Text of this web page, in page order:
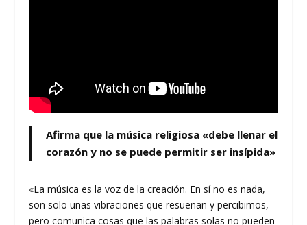
Afirma que la música religiosa «debe llenar el
corazón y no se puede permitir ser insípida»
«La música es la voz de la creación. En sí no es nada,
son solo unas vibraciones que resuenan y percibimos,
pero comunica cosas que las palabras solas no pueden